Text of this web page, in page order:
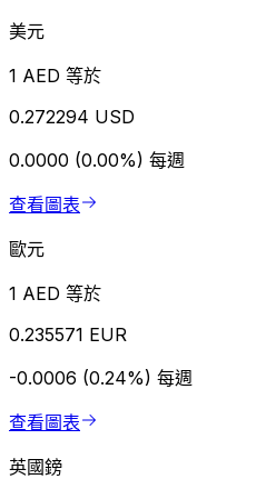
美元
1 AED 等於
0.272294 USD
0.0000 (0.00%) 每週
查看圖表
歐元
1 AED 等於
0.235571 EUR
-0.0006 (0.24%) 每週
查看圖表
英國鎊